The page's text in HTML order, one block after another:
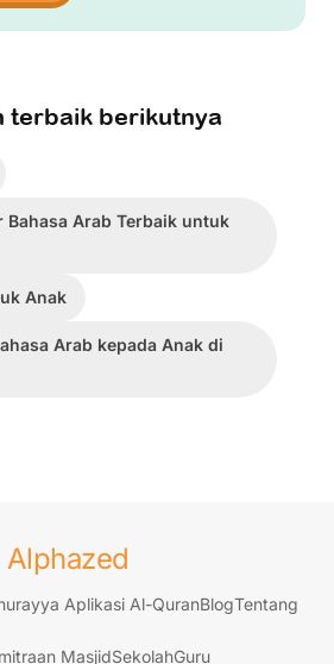
terbaik berikutnya
Bahasa Arab Terbaik untuk
Anak
Arab kepada Anak di
Alphazed
Aplikasi Al-QuranBlogTentang
MasjidSekolahGuru